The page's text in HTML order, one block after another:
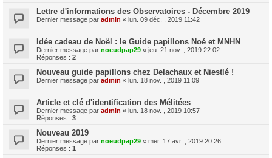
Lettre d'informations des Observatoires - Décembre 2019
Dernier message par admin « lun. 09 déc. , 2019 11:42
Idée cadeau de Noël : le Guide papillons Noé et MNHN
Dernier message par noeudpap29 « jeu. 21 nov. , 2019 22:02
Réponses : 2
Nouveau guide papillons chez Delachaux et Niestlé !
Dernier message par admin « lun. 18 nov. , 2019 11:09
Article et clé d'identification des Mélitées
Dernier message par admin « lun. 18 nov. , 2019 10:57
Réponses : 3
Nouveau 2019
Dernier message par noeudpap29 « mer. 17 avr. , 2019 20:26
Réponses : 1